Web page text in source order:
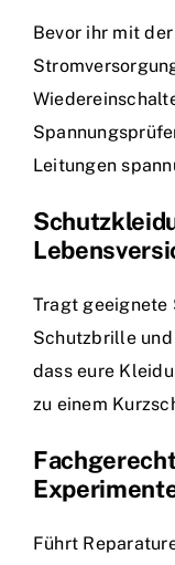
Bevor ihr mit
Leitungen
Tragt geeignete
Schutzbrille
dass eure
zu einem
Führt